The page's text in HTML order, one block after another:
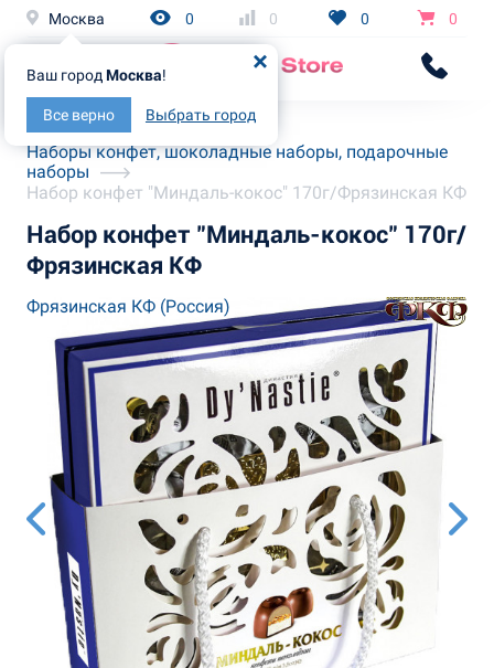
Москва
Ваш город Москва!
Все верно Выбрать город
0 0 0 0
Главная
Каталог
Наборы конфет, шоколадные наборы, подарочные
наборы
Набор конфет "Миндаль-кокос" 170г/Фрязинская КФ
Набор конфет "Миндаль-кокос" 170г/
Фрязинская КФ
Фрязинская КФ (Россия)